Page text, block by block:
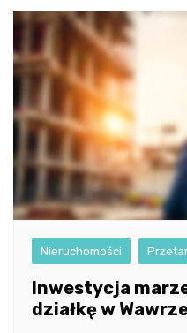
Nieruchomości
Inwestycja
działkę w